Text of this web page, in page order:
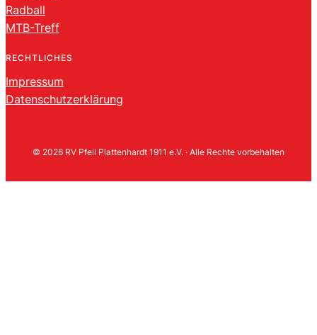
Radball
MTB-Treff
RECHTLICHES
Impressum
Datenschutzerklärung
© 2026 RV Pfeil Plattenhardt 1911 e.V. · Alle Rechte vorbehalten